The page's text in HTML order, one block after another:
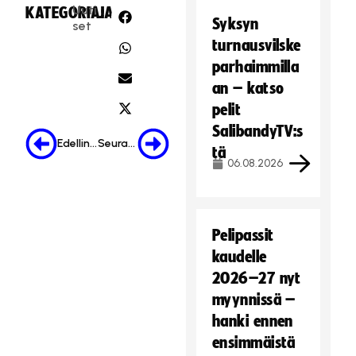
KATEGORIA:
Uuti
set
JAA:
Edellinen Seuraava
Syksyn
turnausvilske
parhaimmilla
an – katso
pelit
SalibandyTV:s
tä
06.08.2026
Pelipassit
kaudelle
2026–27 nyt
myynnissä –
hanki ennen
ensimmäistä